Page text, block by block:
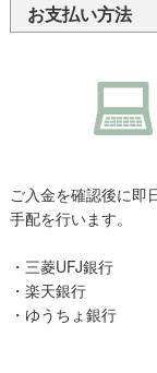
お支払い方法
ご入金を確認後に即
手配を行います。
・三菱UFJ銀行
・楽天銀行
・ゆうちょ銀行